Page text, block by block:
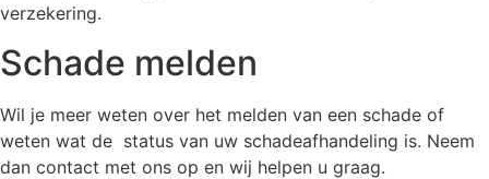
verzekering.
Schade melden
Wil je meer weten over het melden van een schade of
weten wat de status van uw schadeafhandeling is. Neem
dan contact met ons op en wij helpen u graag.